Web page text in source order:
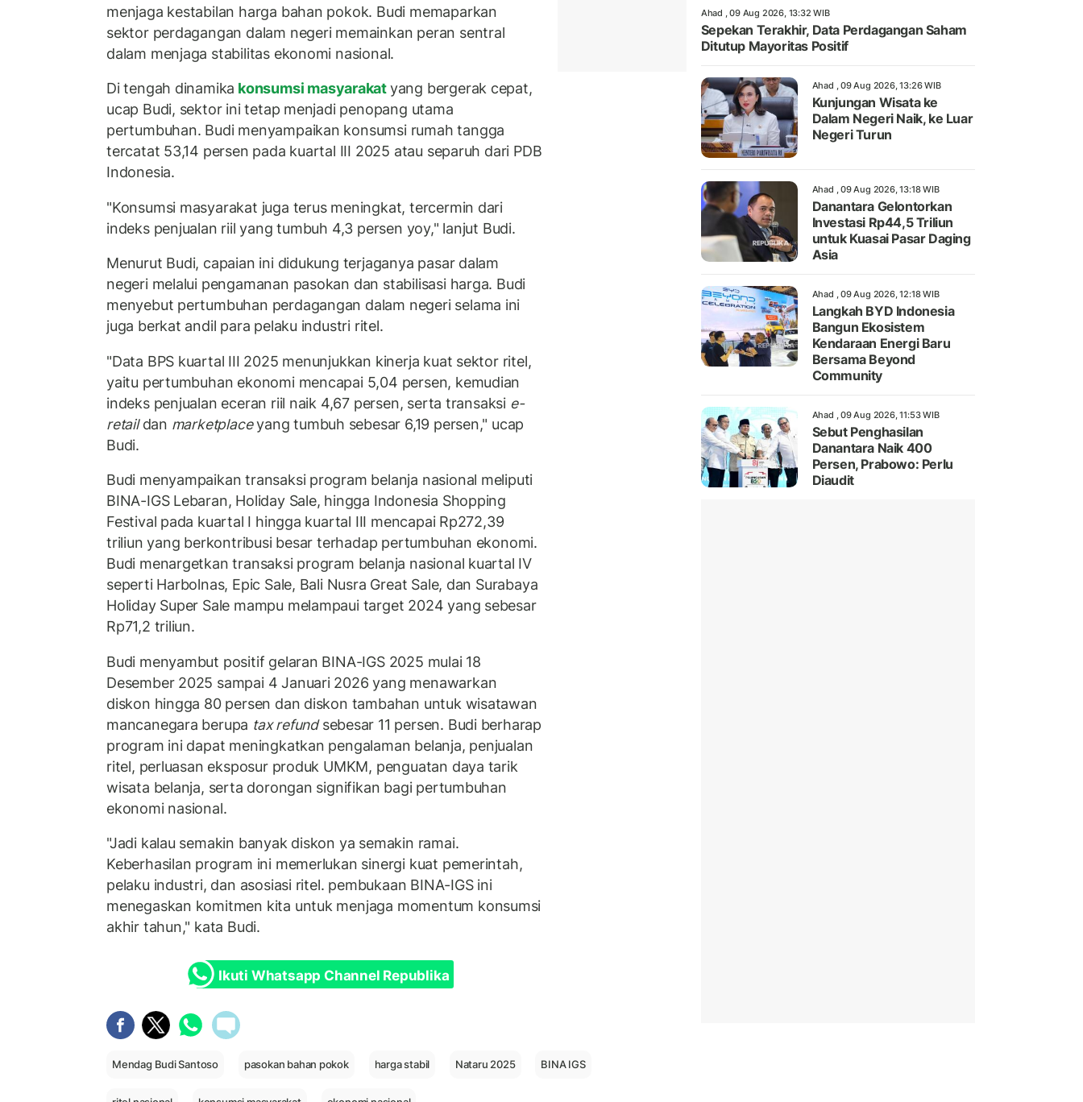
menjaga kestabilan harga bahan pokok. Budi memaparkan
sektor perdagangan dalam negeri memainkan peran sentral
dalam menjaga stabilitas ekonomi nasional.
Di tengah dinamika konsumsi masyarakatyang bergerak cepat,
ucap Budi, sektor ini tetap menjadi penopang utama
pertumbuhan. Budi menyampaikan konsumsi rumah tangga
tercatat 53,14 persen pada kuartal III 2025 atau separuh dari PDB
Indonesia.
"Konsumsi masyarakat juga terus meningkat, tercermin dari
indeks penjualan riil yang tumbuh 4,3 persen yoy," lanjut Budi.
Menurut Budi, capaian ini didukung terjaganya pasar dalam
negeri melalui pengamanan pasokan dan stabilisasi harga. Budi
menyebut pertumbuhan perdagangan dalam negeri selama ini
juga berkat andil para pelaku industri ritel.
"Data BPS kuartal III 2025 menunjukkan kinerja kuat sektor ritel,
yaitu pertumbuhan ekonomi mencapai 5,04 persen, kemudian
indeks penjualan eceran riil naik 4,67 persen, serta transaksi e-
retaildan marketplaceyang tumbuh sebesar 6,19 persen," ucap
Budi.
Budi menyampaikan transaksi program belanja nasional meliputi
BINA-IGS Lebaran, Holiday Sale, hingga Indonesia Shopping
Festival pada kuartal I hingga kuartal III mencapai Rp272,39
triliun yang berkontribusi besar terhadap pertumbuhan ekonomi.
Budi menargetkan transaksi program belanja nasional kuartal IV
seperti Harbolnas, Epic Sale, Bali Nusra Great Sale, dan Surabaya
Holiday Super Sale mampu melampaui target 2024 yang sebesar
Rp71,2 triliun.
Budi menyambut positif gelaran BINA-IGS 2025 mulai 18
Desember 2025 sampai 4 Januari 2026 yang menawarkan
diskon hingga 80 persen dan diskon tambahan untuk wisatawan
mancanegara berupa tax refundsebesar 11 persen. Budi berharap
program ini dapat meningkatkan pengalaman belanja, penjualan
ritel, perluasan eksposur produk UMKM, penguatan daya tarik
wisata belanja, serta dorongan signifikan bagi pertumbuhan
ekonomi nasional.
"Jadi kalau semakin banyak diskon ya semakin ramai.
Keberhasilan program ini memerlukan sinergi kuat pemerintah,
pelaku industri, dan asosiasi ritel. pembukaan BINA-IGS ini
menegaskan komitmen kita untuk menjaga momentum konsumsi
akhir tahun," kata Budi.
Ikuti Whatsapp Channel Republika
Mendag Budi Santoso pasokan bahan pokok harga stabil Nataru 2025 BINA IGS
Ahad , 09 Aug 2026, 13:32 WIB
Sepekan Terakhir, Data Perdagangan Saham
Ditutup Mayoritas Positif
Ahad , 09 Aug 2026, 13:26 WIB
Kunjungan Wisata ke
Dalam Negeri Naik, ke Luar
Negeri Turun
Ahad , 09 Aug 2026, 13:18 WIB
Danantara Gelontorkan
Investasi Rp44,5 Triliun
untuk Kuasai Pasar Daging
Asia
Ahad , 09 Aug 2026, 12:18 WIB
Langkah BYD Indonesia
Bangun Ekosistem
Kendaraan Energi Baru
Bersama Beyond
Community
Ahad , 09 Aug 2026, 11:53 WIB
Sebut Penghasilan
Danantara Naik 400
Persen, Prabowo: Perlu
Diaudit